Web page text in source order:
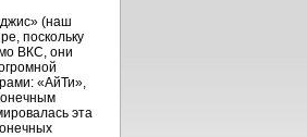
(наш
поскольку
ВКС, они
«АйТи»,
эта